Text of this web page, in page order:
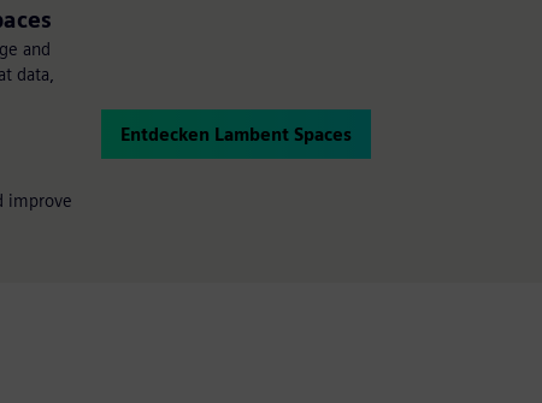
and
data,
improve
Entdecken Lambent Spaces